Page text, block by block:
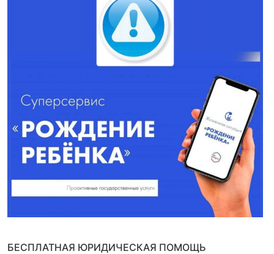
БЕСПЛАТНАЯ ЮРИДИЧЕСКАЯ ПОМОЩЬ